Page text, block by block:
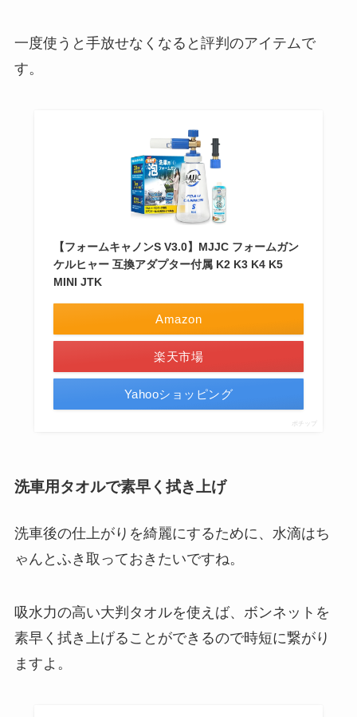
一度使うと手放せなくなると評判のアイテムで
す。
【フォームキャノンS V3.0】MJJC フォームガン
ケルヒャー 互換アダプター付属 K2 K3 K4 K5
MINI JTK
Amazon
楽天市場
Yahooショッピング
ポチップ
洗車用タオルで素早く拭き上げ
洗車後の仕上がりを綺麗にするために、水滴はち
ゃんとふき取っておきたいですね。
吸水力の高い大判タオルを使えば、ボンネットを
素早く拭き上げることができるので時短に繋がり
ますよ。